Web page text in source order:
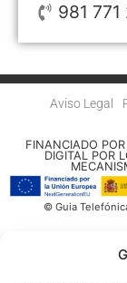
981 771
Aviso Legal
FINANCIADO
DIGITAL POR
© Guia